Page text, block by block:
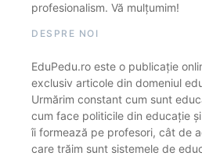
profesionalism. Vă mulțumim!
DESPRE NOI
EduPedu.ro este o publicație
exclusiv articole din domeniul
Urmărim constant cum sunt
cum face politicile din educație
îi formează pe profesori, cât de
care trăim sunt sistemele de